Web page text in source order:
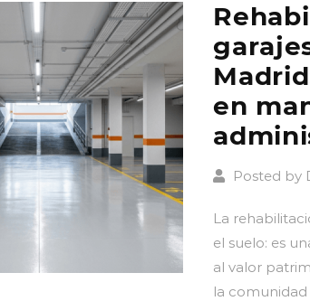
en
Posted by
La
el suelo: es
al valor
la